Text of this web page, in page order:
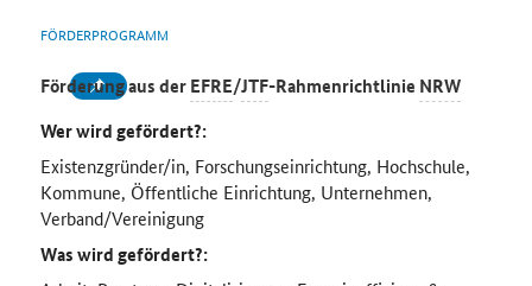
FÖRDERPROGRAMM
Förderung aus derEFRE/JTF-Rahmenrichtlinie NRW
Wer wird gefördert?:
Existenzgründer/in, Forschungseinrichtung, Hochschule,
Kommune, Öffentliche Einrichtung, Unternehmen,
Verband/Vereinigung
Was wird gefördert?: